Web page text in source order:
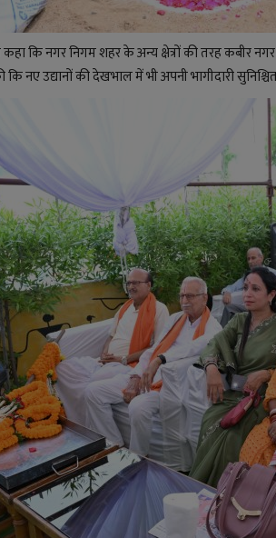
कहा कि नगर निगम शहर के अन्य क्षेत्रों की तरह कबीर
नए उद्यानों की देखभाल में भी अपनी भागीदारी